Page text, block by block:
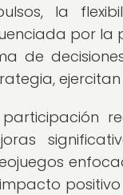
la
por la
de